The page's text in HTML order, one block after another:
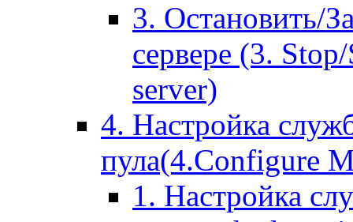
3. Остановить/
сервере (3.
server)
4. Настройка
пула(4.Configure
1. Настройка